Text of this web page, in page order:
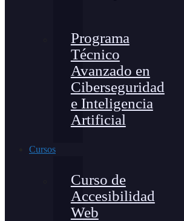
Programa
Técnico
Avanzado en
Ciberseguridad
e Inteligencia
Artificial
Cursos
Curso de
Accesibilidad
Web